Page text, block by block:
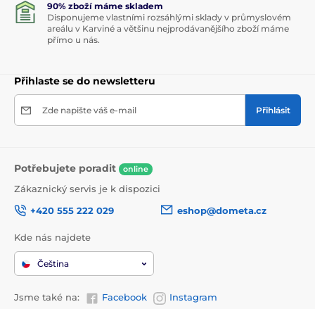
90% zboží máme skladem
Disponujeme vlastními rozsáhlými sklady v průmyslovém
areálu v Karviné a většinu nejprodávanějšího zboží máme
přímo u nás.
Přihlaste se do newsletteru
Zde napište váš e-mail Přihlásit
Potřebujete poradit online
Zákaznický servis je k dispozici
+420 555 222 029
eshop@dometa.cz
Kde nás najdete
Čeština
Jsme také na: Facebook Instagram